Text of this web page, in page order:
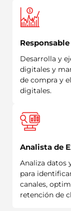
Desarrolla y
digitales y
de compra y
digitales.
Analista de
Analiza datos
para
canales,
retención de